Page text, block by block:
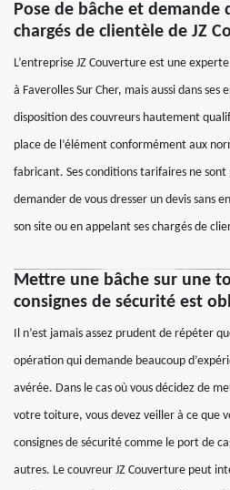
Pose de bâche et demande
chargés de clientèle de JZ
L’entreprise JZ Couverture est une
à Faverolles Sur Cher, mais aussi dans
disposition des couvreurs hautement
place de l’élément conformément aux
fabricant. Ses conditions tarifaires ne sont
demander de vous dresser un devis sans
son site ou en appelant ses chargés de
Mettre une bâche sur une
consignes de sécurité est
Il n’est jamais assez prudent de répéter
opération qui demande beaucoup
avérée. Dans le cas où vous décidez de
votre toiture, vous devez veiller à ce que
consignes de sécurité comme le port de
autres. Le couvreur JZ Couverture peut